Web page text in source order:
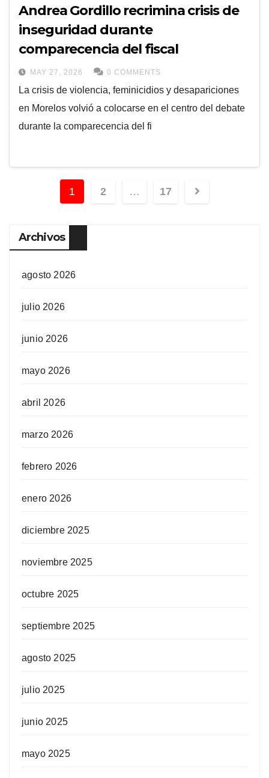
Andrea Gordillo recrimina crisis de
inseguridad durante
comparecencia del fiscal
MAY 27, 2026 0 COMMENTS
La crisis de violencia, feminicidios y desapariciones
en Morelos volvió a colocarse en el centro del debate
durante la comparecencia del fi
1 2 … 17
Archivos
agosto 2026
julio 2026
junio 2026
mayo 2026
abril 2026
marzo 2026
febrero 2026
enero 2026
diciembre 2025
noviembre 2025
octubre 2025
septiembre 2025
agosto 2025
julio 2025
junio 2025
mayo 2025